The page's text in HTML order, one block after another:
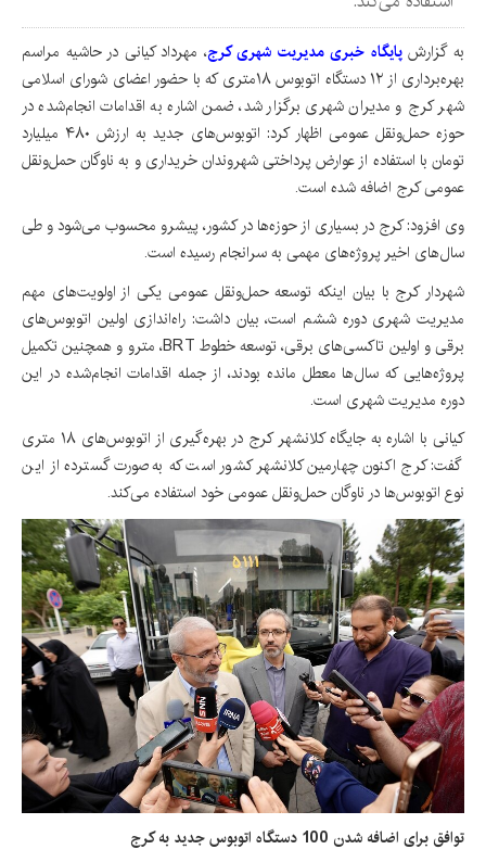
به گزارشپایگاه خبری مدیریت شهری کرج، مهرداد کیانی در حاشیه مراسم
بهره‌برداری از ۱۲ دستگاه اتوبوس ۱۸متری که با حضور اعضای شورای اسلامی
شهر کرج و مدیران شهری برگزار شد، ضمن اشاره به اقدامات انجام‌شده در
حوزه حمل‌ونقل عمومی اظهار کرد: اتوبوس‌های جدید به ارزش ۴۸۰ میلیارد
تومان با استفاده از عوارض پرداختی شهروندان خریداری و به ناوگان حمل‌ونقل
عمومی کرج اضافه شده است.
وی افزود: کرج در بسیاری از حوزه‌ها در کشور، پیشرو محسوب می‌شود و طی
سال‌های اخیر پروژه‌های مهمی به سرانجام رسیده است.
شهردار کرج با بیان اینکه توسعه حمل‌ونقل عمومی یکی از اولویت‌های مهم
مدیریت شهری دوره ششم است، بیان داشت: راه‌اندازی اولین اتوبوس‌های
برقی و اولین تاکسی‌های برقی، توسعه خطوط BRT، مترو و همچنین تکمیل
پروژه‌هایی که سال‌ها معطل مانده بودند، از جمله اقدامات انجام‌شده در این
دوره مدیریت شهری است.
کیانی با اشاره به جایگاه کلانشهر کرج در بهره‌گیری از اتوبوس‌های ۱۸ متری
گفت: کرج اکنون چهارمین کلانشهر کشور است که به‌صورت گسترده از این
نوع اتوبوس‌ها در ناوگان حمل‌ونقل عمومی خود استفاده می‌کند.
توافق‌ برای اضافه شدن 100 دستگاه اتوبوس جدید به کرج